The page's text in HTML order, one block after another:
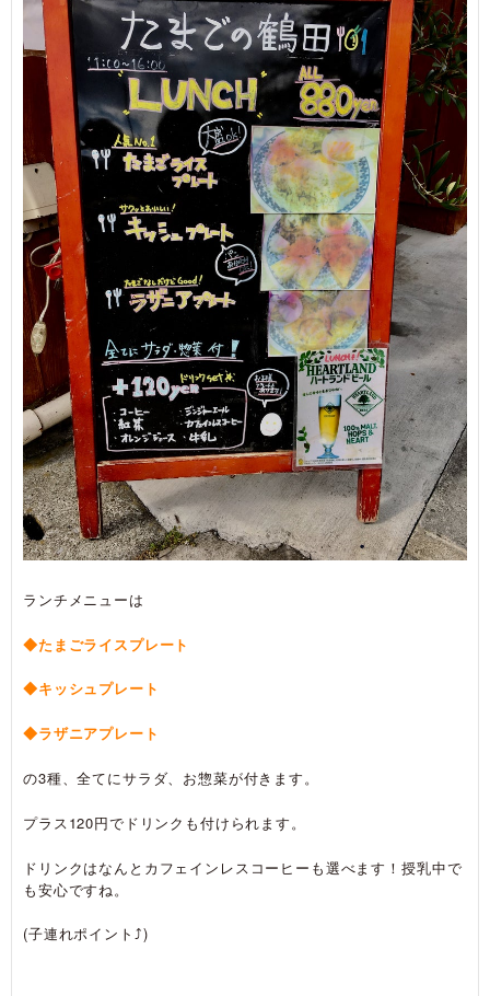
ランチメニューは
◆たまごライスプレート
◆キッシュプレート
◆ラザニアプレート
の3種、全てにサラダ、お惣菜が付きます。
プラス120円でドリンクも付けられます。
ドリンクはなんとカフェインレスコーヒーも選べます！授乳中で
も安心ですね。
(子連れポイント⤴)